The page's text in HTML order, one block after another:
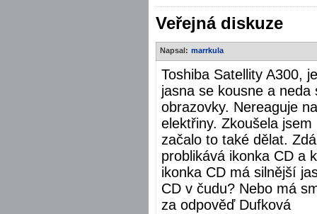
Veřejná diskuze
Napsal: marrkula
Toshiba Satellity A300,
jasna se kousne a
obrazovky. Nereaguje
elektřiny. Zkoušela
začalo to také dělat.
problikává ikonka CD a
ikonka CD má silnější
CD v čudu? Nebo má
za odpověď Dufková